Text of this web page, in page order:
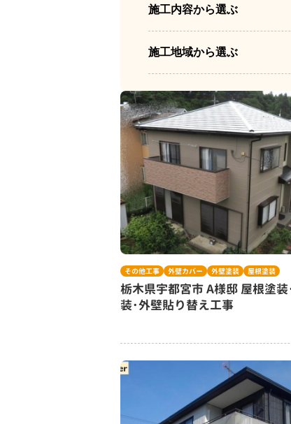
施工内容から選ぶ
施工地域から選ぶ
その他工事 外壁カバー 外壁塗装 屋根塗装
栃木県宇都宮市 A様邸 屋根塗
装･外壁貼り替え工事